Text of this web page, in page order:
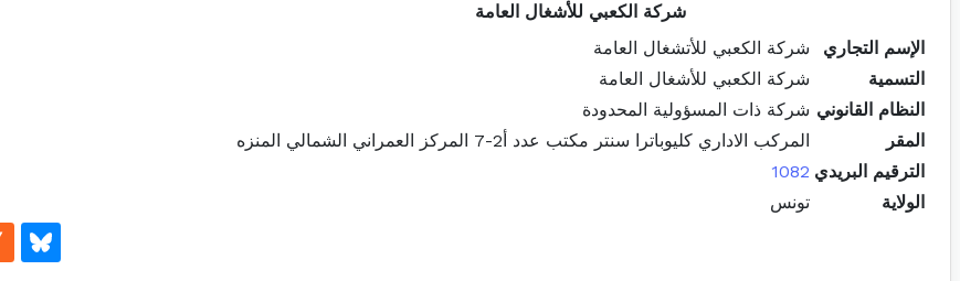
شركة الكعبي للأشغال العامة
الإسم التجاري
شركة الكعبي للأتشغال العامة
التسمية
شركة الكعبي للأشغال العامة
النظام القانوني شركة ذات المسؤولية المحدودة
المقر
المركب الاداري كليوباترا سنتر مكتب عدد أ2-7 المركز العمراني الشمالي المنزه
الترقيم البريدي 1082
الولاية
تونس